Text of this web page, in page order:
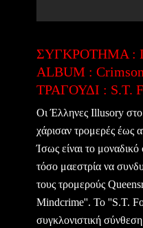
ΣΥΓΚΡΟΤΗΜΑ :
ALBUM :
ΤΡΑΓΟΥΔΙ : S.T.
Οι Έλληνες Illusory στο
χάρισαν τρομερές έως
Ίσως είναι το
τόσο μαεστρία να
τους τρομερούς
Mindcrime''. To ''S.T.
συγκλονιστική